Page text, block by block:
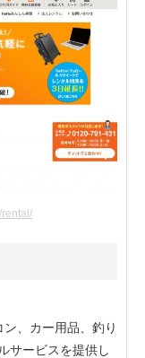
rental/
、カー用品、釣り
サービスを提供し